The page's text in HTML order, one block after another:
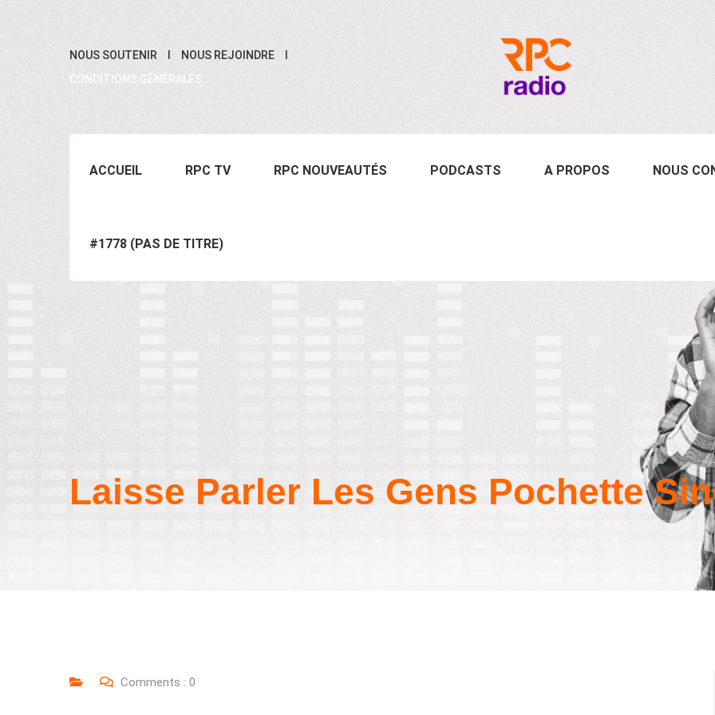
NOUS SOUTENIR
NOUS REJOINDRE
CONDITIONS GÉNÉRALES
ACCUEIL RPC TV RPC NOUVEAUTÉS PODCASTS A PROPOS NOUS
#1778 (PAS DE TITRE)
Laisse Parler Les Gens Pochette
Comments : 0